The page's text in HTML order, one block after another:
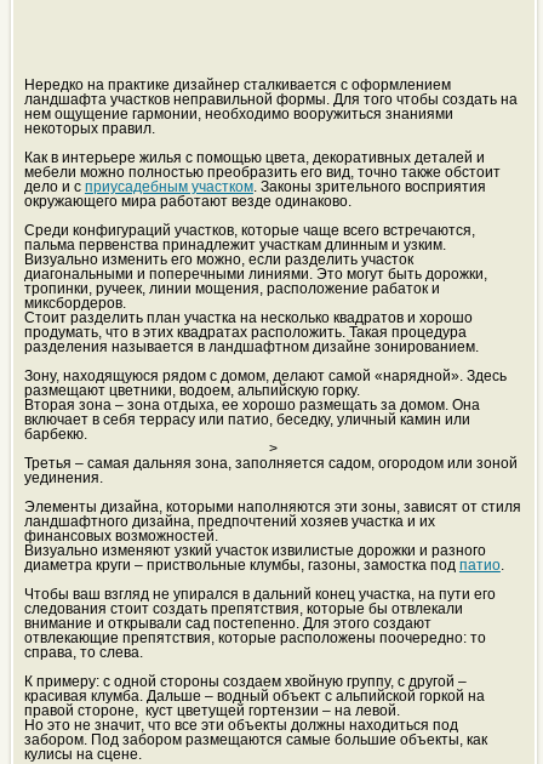
Нередко на практике дизайнер сталкивается с оформлением
ландшафта участков неправильной формы. Для того чтобы создать на
нем ощущение гармонии, необходимо вооружиться знаниями
некоторых правил.
Как в интерьере жилья с помощью цвета, декоративных деталей и
мебели можно полностью преобразить его вид, точно также обстоит
дело и с приусадебным участком. Законы зрительного восприятия
окружающего мира работают везде одинаково.
Среди конфигураций участков, которые чаще всего встречаются,
пальма первенства принадлежит участкам длинным и узким.
Визуально изменить его можно, если разделить участок
диагональными и поперечными линиями. Это могут быть дорожки,
тропинки, ручеек, линии мощения, расположение рабаток и
миксбордеров.
Стоит разделить план участка на несколько квадратов и хорошо
продумать, что в этих квадратах расположить. Такая процедура
разделения называется в ландшафтном дизайне зонированием.
Зону, находящуюся рядом с домом, делают самой «нарядной». Здесь
размещают цветники, водоем, альпийскую горку.
Вторая зона – зона отдыха, ее хорошо размещать за домом. Она
включает в себя террасу или патио, беседку, уличный камин или
барбекю.
>
Третья – самая дальняя зона, заполняется садом, огородом или зоной
уединения.
Элементы дизайна, которыми наполняются эти зоны, зависят от стиля
ландшафтного дизайна, предпочтений хозяев участка и их
финансовых возможностей.
Визуально изменяют узкий участок извилистые дорожки и разного
диаметра круги – приствольные клумбы, газоны, замостка под патио.
Чтобы ваш взгляд не упирался в дальний конец участка, на пути его
следования стоит создать препятствия, которые бы отвлекали
внимание и открывали сад постепенно. Для этого создают
отвлекающие препятствия, которые расположены поочередно: то
справа, то слева.
К примеру: с одной стороны создаем хвойную группу, с другой –
красивая клумба. Дальше – водный объект с альпийской горкой на
правой стороне, куст цветущей гортензии – на левой.
Но это не значит, что все эти объекты должны находиться под
забором. Под забором размещаются самые большие объекты, как
кулисы на сцене.